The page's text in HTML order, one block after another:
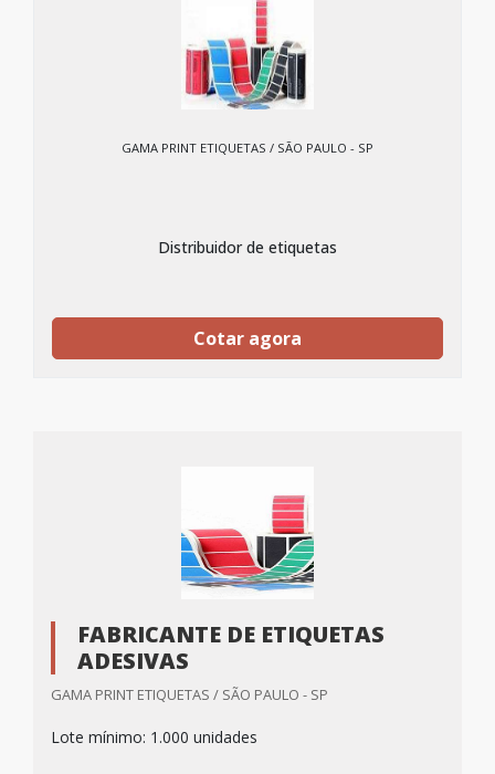
GAMA PRINT ETIQUETAS / SÃO PAULO - SP
Distribuidor de etiquetas
Cotar agora
FABRICANTE DE ETIQUETAS
ADESIVAS
GAMA PRINT ETIQUETAS / SÃO PAULO - SP
Lote mínimo: 1.000 unidades